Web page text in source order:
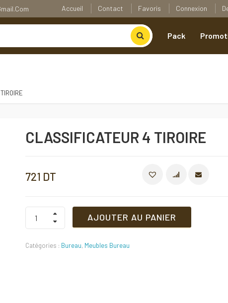
Accueil Contact Favoris Connexion
Pack
CLASSIFICATEUR 4 TIROIRE
721 DT COMPARER
CLASSIFICATEUR
TIROIRE
AJOUTER AU PANIER
Catégories : Bureau, Meubles Bureau